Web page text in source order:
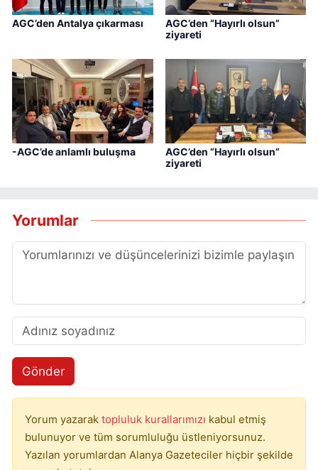
AGC’den Antalya çıkarması
AGC’den “Hayırlı olsun”
ziyareti
-AGC’de anlamlı buluşma
AGC’den “Hayırlı olsun”
ziyareti
Yorumlar
Gönder
Yorum yazarak topluluk kurallarımızı kabul etmiş
bulunuyor ve tüm sorumluluğu üstleniyorsunuz.
Yazılan yorumlardan Alanya Gazeteciler hiçbir şekilde